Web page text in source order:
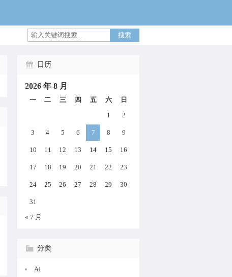
搜索
日历
2026 年 8 月
一 二 三 四 五 六
日
1
2
3 4 5 6 7 8 9
10 11 12 13 14 15 16
17 18 19 20 21 22 23
24 25 26 27 28 29 30
31
« 7 月
分类
AI